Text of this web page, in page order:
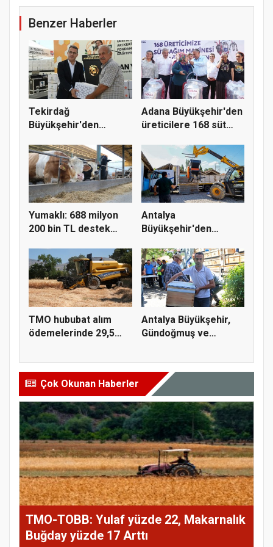
Benzer Haberler
Tekirdağ
Büyükşehir'den
Adana Büyükşehir'den
üreticilere 168 süt
Yumaklı: 688 milyon
200 bin TL destek
Antalya
Büyükşehir'den
TMO hububat alım
ödemelerinde 29,5
Antalya Büyükşehir,
Gündoğmuş ve
Çok Okunan Haberler
TMO-TOBB: Yulaf yüzde 22, Makarnalık
Buğday yüzde 17 Arttı